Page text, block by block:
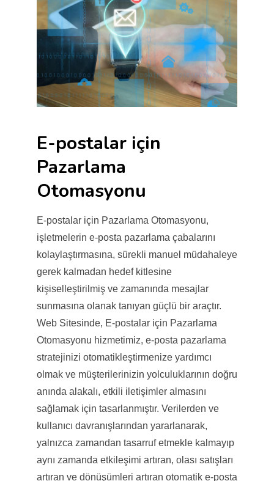
E-postalar için
Pazarlama
Otomasyonu
E-postalar için Pazarlama Otomasyonu,
işletmelerin e-posta pazarlama çabalarını
kolaylaştırmasına, sürekli manuel müdahaleye
gerek kalmadan hedef kitlesine
kişiselleştirilmiş ve zamanında mesajlar
sunmasına olanak tanıyan güçlü bir araçtır.
Web Sitesinde, E-postalar için Pazarlama
Otomasyonu hizmetimiz, e-posta pazarlama
stratejinizi otomatikleştirmenize yardımcı
olmak ve müşterilerinizin yolculuklarının doğru
anında alakalı, etkili iletişimler almasını
sağlamak için tasarlanmıştır. Verilerden ve
kullanıcı davranışlarından yararlanarak,
yalnızca zamandan tasarruf etmekle kalmayıp
aynı zamanda etkileşimi artıran, olası satışları
artıran ve dönüşümleri artıran otomatik e-posta